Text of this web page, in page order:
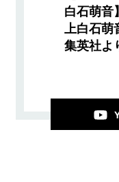
白石萌
上白石萌
集英社よ